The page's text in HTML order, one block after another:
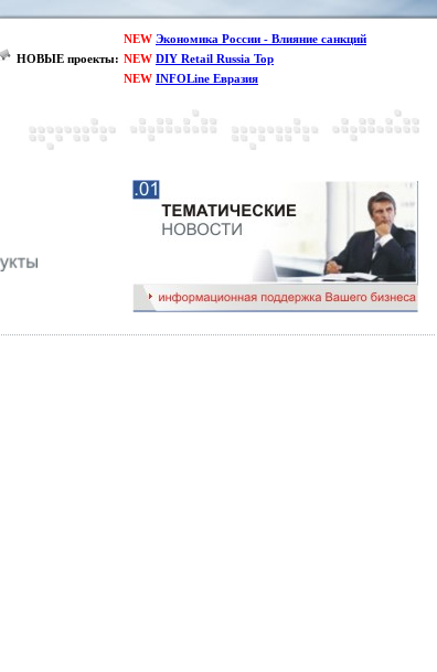
НОВЫЕ проекты:
NEW Экономика России - Влияние санкций
NEW DIY Retail Russia Top
NEW INFOLine Евразия